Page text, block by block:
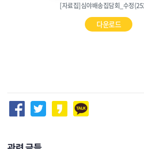
[자료집]심야배송집담회_수정
다운로드